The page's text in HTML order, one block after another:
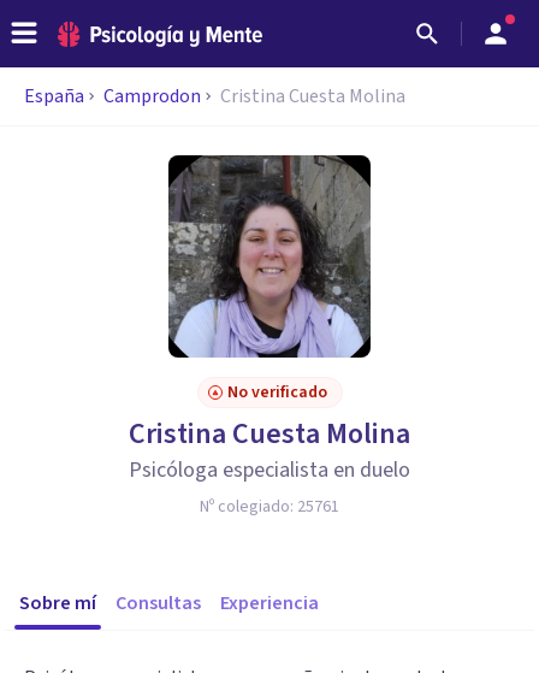
España Camprodon Cristina Cuesta Molina
No verificado
Cristina Cuesta Molina
Psicóloga especialista en duelo
Nº colegiado: 25761
Sobre mí Consultas Experiencia